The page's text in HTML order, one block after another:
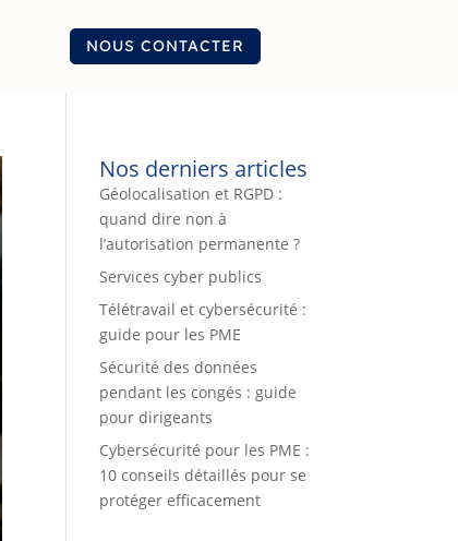
NOUS CONTACTER
Nos derniers articles
Géolocalisation et RGPD :
quand dire non à
l’autorisation permanente ?
Services cyber publics
Télétravail et cybersécurité :
guide pour les PME
Sécurité des données
pendant les congés : guide
pour dirigeants
Cybersécurité pour les PME :
10 conseils détaillés pour se
protéger efficacement